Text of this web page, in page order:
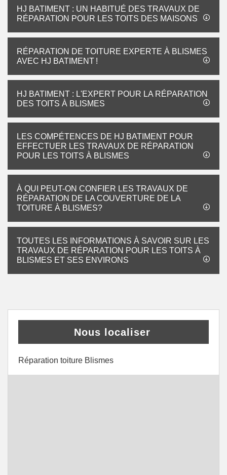
HJ BATIMENT : UN HABITUÉ DES TRAVAUX DE
RÉPARATION POUR LES TOITS DES MAISONS
RÉPARATION DE TOITURE EXPERTE À BLISMES
AVEC HJ BATIMENT !
HJ BATIMENT : L'EXPERT POUR LA RÉPARATION
DES TOITS À BLISMES
LES COMPÉTENCES DE HJ BATIMENT POUR
EFFECTUER LES TRAVAUX DE RÉPARATION
POUR LES TOITS À BLISMES
À QUI PEUT-ON CONFIER LES TRAVAUX DE
RÉPARATION DE LA COUVERTURE DE LA
TOITURE À BLISMES?
TOUTES LES INFORMATIONS À SAVOIR SUR LES
TRAVAUX DE RÉPARATION POUR LES TOITS À
BLISMES ET SES ENVIRONS
Nous localiser
Réparation toiture Blismes